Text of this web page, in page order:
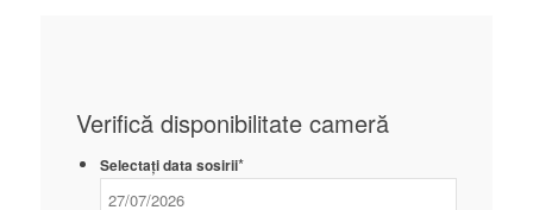
Verifică disponibilitate cameră
Selectați data sosirii*